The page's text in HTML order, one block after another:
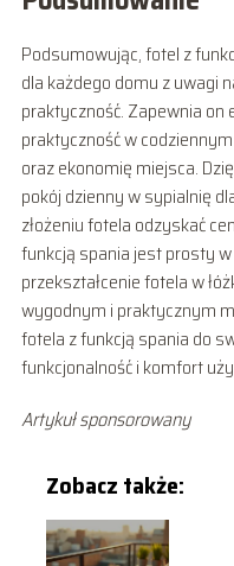
Podsumowując, fotel z
dla każdego domu z uwagi
praktyczność. Zapewnia
praktyczność w
oraz ekonomię miejsca.
pokój dzienny w sypialnię
złożeniu fotela odzyskać
funkcją spania jest prosty
przekształcenie fotela w
wygodnym i praktycznym
fotela z funkcją spania do
funkcjonalność i komfort
Artykuł sponsorowany
Zobacz także: